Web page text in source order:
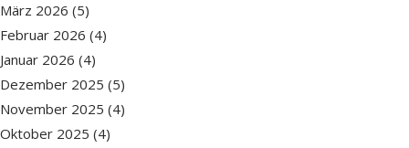
März 2026 (5)
Februar 2026 (4)
Januar 2026 (4)
Dezember 2025 (5)
November 2025 (4)
Oktober 2025 (4)